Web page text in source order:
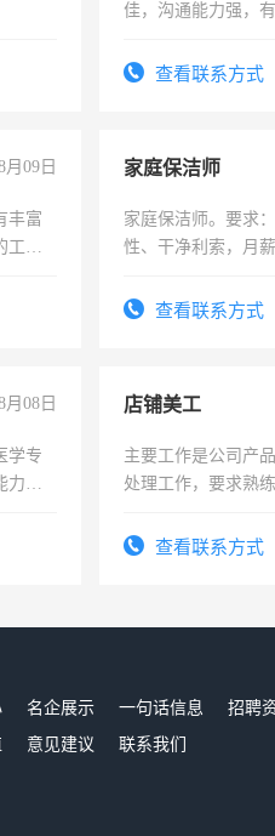
佳，沟通能力强，
查看联系方式
月09日
丰富
工
家庭保洁师
家庭保洁师。要求
性、干净利索，月
太太等。查看联系方式
月08日
学专
力
店铺美工
主要工作是公司产
处理工作，要求熟
查看联系方式
名企展示 一句话信息 招聘
意见建议 联系我们